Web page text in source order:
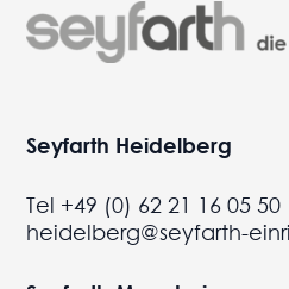
Seyfarth Heidelberg
Tel +49 (0) 62 21 16 05 50
heidelberg@seyfarth-